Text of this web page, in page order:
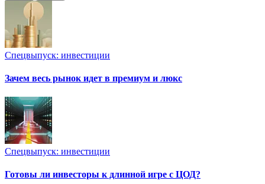
Спецвыпуск: инвестиции
Зачем весь рынок идет в премиум и люкс
Спецвыпуск: инвестиции
Готовы ли инвесторы к длинной игре с ЦОД?